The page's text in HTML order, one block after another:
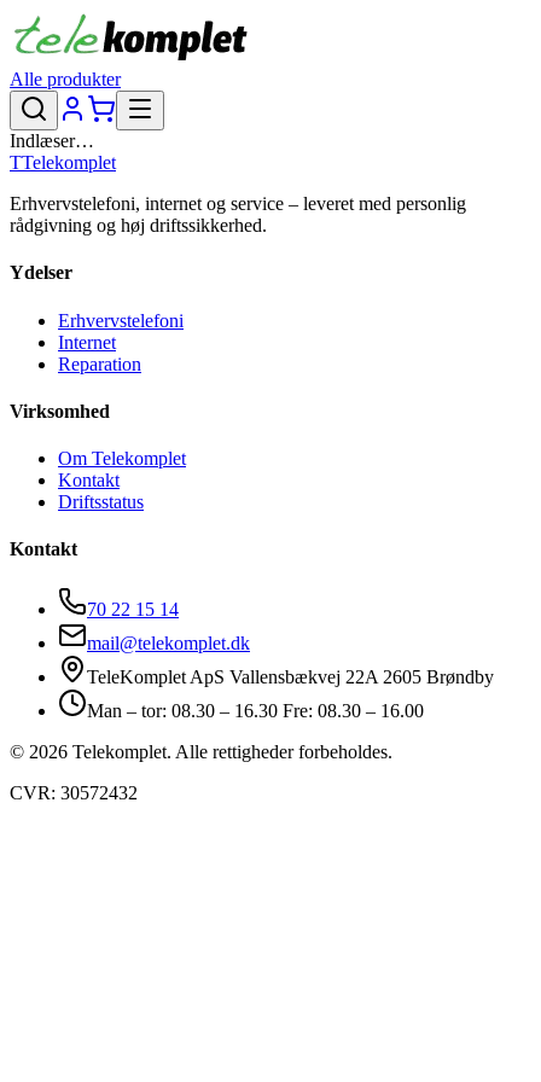
Alle produkter
Indlæser…
TTelekomplet
Erhvervstelefoni, internet og service – leveret med personlig
rådgivning og høj driftssikkerhed.
Ydelser
Erhvervstelefoni
Internet
Reparation
Virksomhed
Om Telekomplet
Kontakt
Driftsstatus
Kontakt
70 22 15 14
mail@telekomplet.dk
TeleKomplet ApS Vallensbækvej 22A 2605 Brøndby
Man – tor: 08.30 – 16.30 Fre: 08.30 – 16.00
© 2026 Telekomplet. Alle rettigheder forbeholdes.
CVR: 30572432